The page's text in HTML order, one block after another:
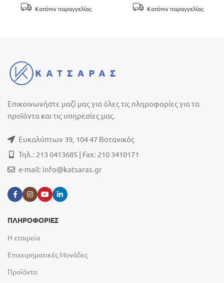
Κατόπιν παραγγελίας Κατόπιν παραγγελίας
Επικοινωνήστε μαζί μας για όλες τις πληροφορίες για τα
προϊόντα και τις υπηρεσίες μας.
Ευκαλύπτων 39, 104 47 Βοτανικός
Τηλ.: 213 0413685 | Fax: 210 3410171
e-mail: info@katsaras.gr
ΠΛΗΡΟΦΟΡΙΕΣ
Η εταιρεία
Επιχειρηματικές Μονάδες
Προϊόντα